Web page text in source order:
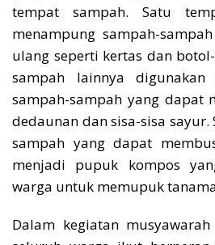
tempat sampah. Satu
menampung sampah-
ulang seperti kertas dan
sampah lainnya
sampah-sampah yang dapat
dedaunan dan sisa-sisa
sampah yang dapat
menjadi pupuk kompos
warga untuk memupuk
Dalam kegiatan